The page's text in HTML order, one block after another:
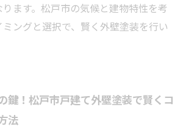
ます。松戸市の気候と建物特性を考
ングと選択で、賢く外壁塗装を行い
鍵！松戸市戸建て外壁塗装で賢くコ
法